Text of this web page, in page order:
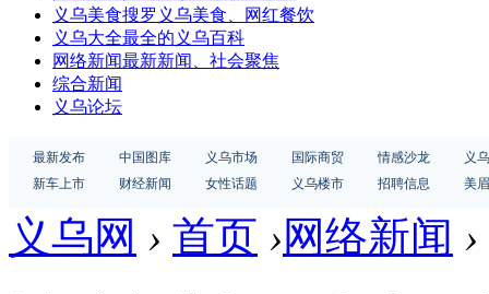
义乌美食搜罗义乌美食、网红餐饮
义乌大全最全的义乌百科
网络新闻最新新闻、社会聚焦
综合新闻
义乌论坛
最新发布 中国图库 义乌市场 国际商贸 情感沙龙
义
新车上市
财经新闻 女性话题 义乌楼市 招聘信息 美
义乌网 › 首页 ›网络新闻 ›